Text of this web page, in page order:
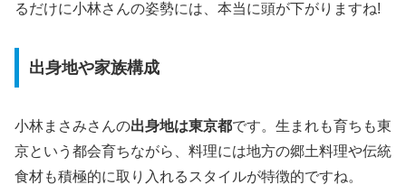
るだけに小林さんの姿勢には、本当に頭が下がりますね!
出身地や家族構成
小林まさみさんの出身地は東京都です。生まれも育ちも東
京という都会育ちながら、料理には地方の郷土料理や伝統
食材も積極的に取り入れるスタイルが特徴的ですね。